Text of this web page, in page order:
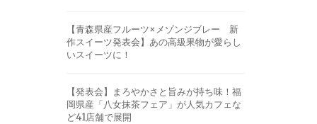
【青森県産フルーツ×メゾンジブレー 新
作スイーツ発表会】あの高級果物が愛らし
いスイーツに！
【発表会】まろやかさと旨みが持ち味！福
岡県産「八女抹茶フェア」が人気カフェな
ど41店舗で展開